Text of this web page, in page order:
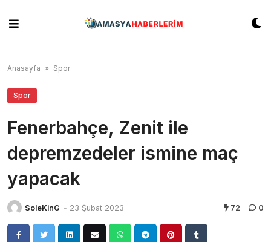
content
Anasayfa » Spor
Spor
Fenerbahçe, Zenit ile
depremzedeler ismine maç
yapacak
SoleKinG - 23 Şubat 2023 72 0